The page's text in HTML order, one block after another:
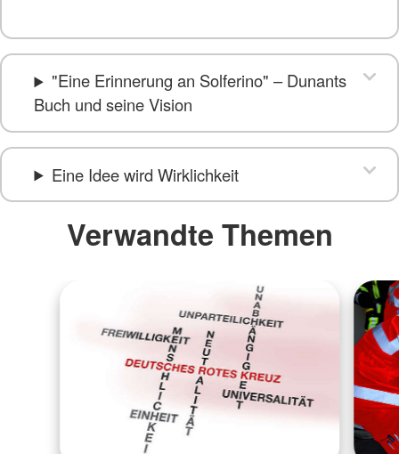
"Eine Erinnerung an Solferino" – Dunants
Buch und seine Vision
Eine Idee wird Wirklichkeit
Verwandte Themen